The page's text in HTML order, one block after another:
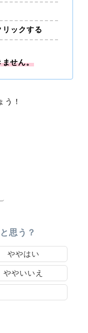
リックする
ません。
う！
思う？
ややはい
ややいいえ